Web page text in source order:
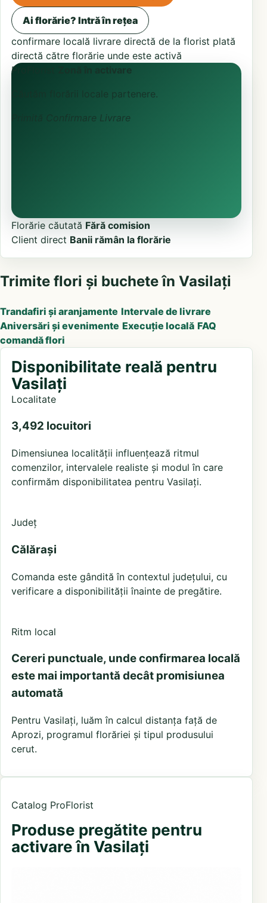
Ai florărie? Intră în rețea
confirmare locală livrare directă de la florist plată
directă către florărie unde este activă
ProFlorist
Zonă în activare
Căutăm florării locale partenere.
Confirmare Livrare
Florărie căutată Fără comision
Client direct Banii rămân la florărie
Trimite flori și buchete în Vasilați
Trandafiri și aranjamente Intervale de livrare
Aniversări și evenimente Execuție locală FAQ
comandă flori
Disponibilitate reală pentru
Vasilați
Localitate
3,492 locuitori
Dimensiunea localității influențează ritmul
comenzilor, intervalele realiste și modul în care
confirmăm disponibilitatea pentru Vasilați.
Județ
Călărași
Comanda este gândită în contextul județului, cu
verificare a disponibilității înainte de pregătire.
Ritm local
Cereri punctuale, unde confirmarea locală
este mai importantă decât promisiunea
automată
Pentru Vasilați, luăm în calcul distanța față de
Aprozi, programul florăriei și tipul produsului
cerut.
Catalog ProFlorist
Produse pregătite pentru
activare în Vasilați